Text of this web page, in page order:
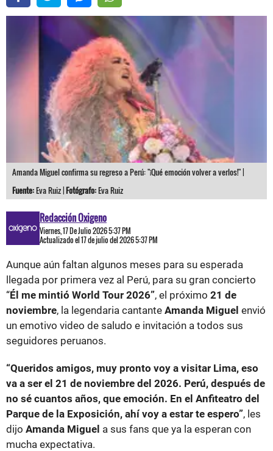
Amanda Miguel confirma su regreso a Perú: "¡Qué emoción volver a verlos!" |
Fuente:Eva Ruiz |Fotógrafo:Eva Ruiz
Redacción Oxigeno
Viernes, 17 De Julio 2026 5:37 PM
Actualizado el 17 de julio del 2026 5:37 PM
Aunque aún faltan algunos meses para su esperada
llegada por primera vez al Perú, para su gran concierto
“Él me mintió World Tour 2026”, el próximo 21 de
noviembre, la legendaria cantante Amanda Miguel envió
un emotivo video de saludo e invitación a todos sus
seguidores peruanos.
“Queridos amigos, muy pronto voy a visitar Lima, eso
va a ser el 21 de noviembre del 2026. Perú, después de
no sé cuantos años, que emoción. En el Anfiteatro del
Parque de la Exposición, ahí voy a estar te espero”, les
dijo Amanda Miguel a sus fans que ya la esperan con
mucha expectativa.